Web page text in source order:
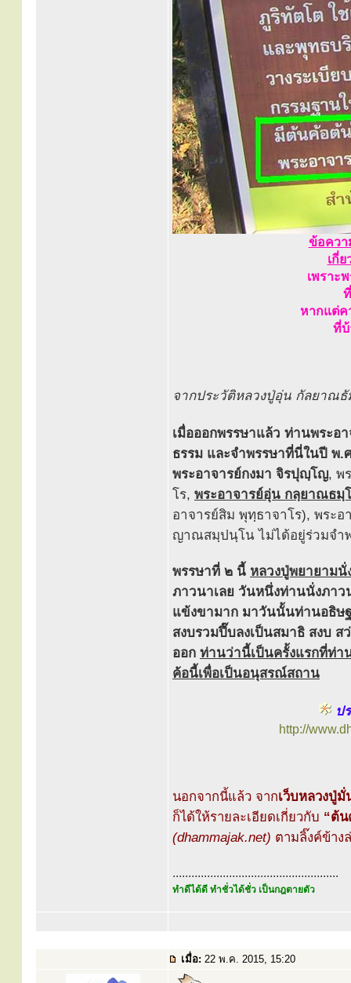
ข้อควา
เกี่
เพราะ
หากแต่ค
ที่บ้
จากประวัติหลวงปู่อุ่น กัลยาณธั
เมื่อออกพรรษาแล้ว ท่านพระ
ธรรม และจำพรรษาที่นี่ในปี พ
พระอาจารย์กงมา จิรปุญฺโญ, พ
โร, พระอาจารย์อุ่น กลฺยาณธมฺ
อาจารย์สิม พุทฺธาจาโร), พระ
ญาณสมฺปนฺโน ไม่ได้อยู่ร่วมจำ
พรรษาที่ ๒ นี้ หลวงปู่พยายามนั่
ภาวนาเลย วันหนึ่งท่านนั่งภาว
แข้งขามาก มาวันนั้นท่านอธิษ
สงบรวมปึ๊บลงเป็นสมาธิ สงบ
ออก ท่านว่านี้เป็นครั้งแรกที่ท่า
ค้อนี้เพื่อเป็นอนุสรณ์สถาน
ป
http://
นอกจากนี้แล้ว จากเว็บหลวงปู่
ก็ได้ให้รายละเอียดเกี่ยวกับ “ต้น
(dhammajak.net) ตามลิ๊งค์ข้าง
.....................................................
ทำดีได้ดี ทำชั่วได้ชั่ว เป็นกฎตายตัว
เมื่อ: 22 พ.ค. 2015, 15:20